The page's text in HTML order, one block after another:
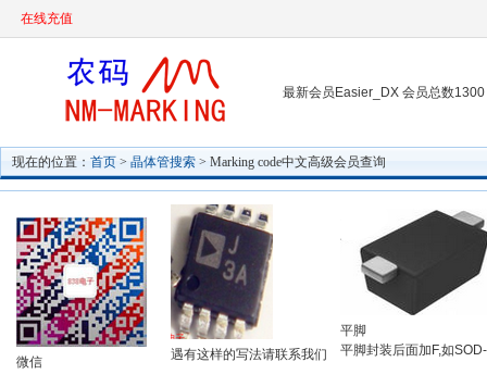
在线充值
最新会员Easier_DX 会员总数1300
现在的位置： 首页 > 晶体管搜索 > Marking code中文高级会员查询
微信 遇有这样的写法请联系我们
平脚
平脚封装后面加F,如